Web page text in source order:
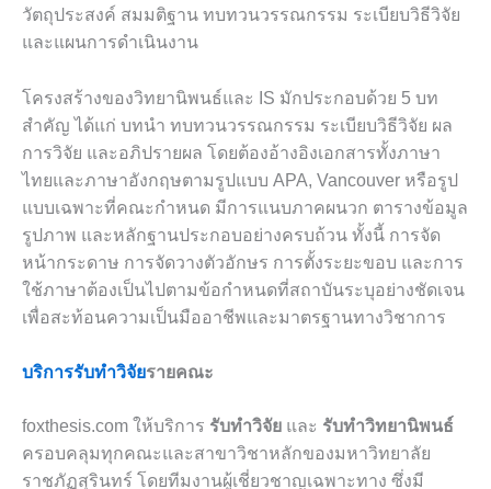
วัตถุประสงค์ สมมติฐาน ทบทวนวรรณกรรม ระเบียบวิธีวิจัย
และแผนการดำเนินงาน
โครงสร้างของวิทยานิพนธ์และ IS มักประกอบด้วย 5 บท
สำคัญ ได้แก่ บทนำ ทบทวนวรรณกรรม ระเบียบวิธีวิจัย ผล
การวิจัย และอภิปรายผล โดยต้องอ้างอิงเอกสารทั้งภาษา
ไทยและภาษาอังกฤษตามรูปแบบ APA, Vancouver หรือรูป
แบบเฉพาะที่คณะกำหนด มีการแนบภาคผนวก ตารางข้อมูล
รูปภาพ และหลักฐานประกอบอย่างครบถ้วน ทั้งนี้ การจัด
หน้ากระดาษ การจัดวางตัวอักษร การตั้งระยะขอบ และการ
ใช้ภาษาต้องเป็นไปตามข้อกำหนดที่สถาบันระบุอย่างชัดเจน
เพื่อสะท้อนความเป็นมืออาชีพและมาตรฐานทางวิชาการ
บริการรับทำวิจัยรายคณะ
foxthesis.com ให้บริการ รับทำวิจัย และ รับทำวิทยานิพนธ์
ครอบคลุมทุกคณะและสาขาวิชาหลักของมหาวิทยาลัย
ราชภัฏสุรินทร์ โดยทีมงานผู้เชี่ยวชาญเฉพาะทาง ซึ่งมี